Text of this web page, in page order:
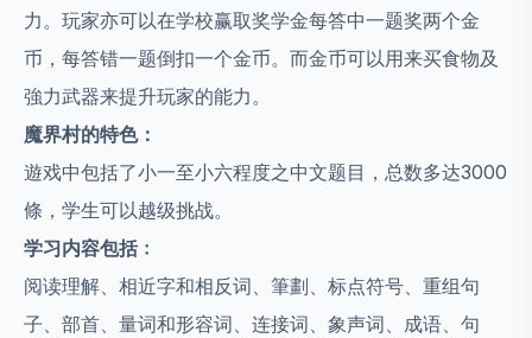
力。玩家亦可以在学校赢取奖学金每答中一题奖两个金
币，每答错一题倒扣一个金币。而金币可以用来买食物及
強力武器来提升玩家的能力。
魔界村的特色：
遊戏中包括了小一至小六程度之中文题目，总数多达3000
條，学生可以越级挑战。
学习内容包括﹕
阅读理解、相近字和相反词、筆劃、标点符号、重组句
子、部首、量词和形容词、连接词、象声词、成语、句